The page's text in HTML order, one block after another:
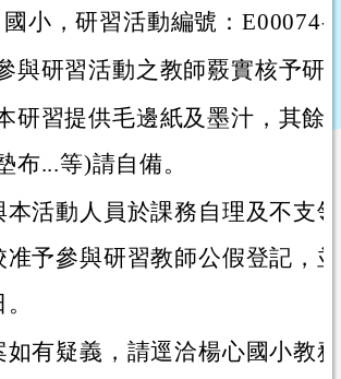
國小，研習活動編號：E00074-
與研習活動之教師覈實核予研
研習提供毛邊紙及墨汁，其餘
布...等)請自備。
本活動人員於課務自理及不支
准予參與研習教師公假登記，
如有疑義，請逕洽楊心國小教